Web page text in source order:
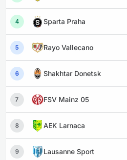
4 Sparta Praha
5 Rayo Vallecano
6 Shakhtar Donetsk
7 FSV Mainz 05
8 AEK Larnaca
9 Lausanne Sport